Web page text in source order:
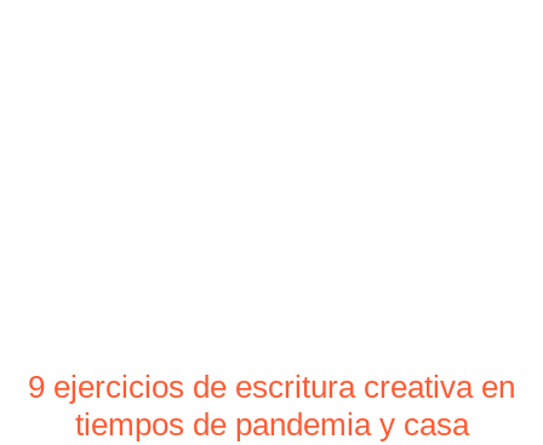
9 ejercicios de escritura creativa en
tiempos de pandemia y casa